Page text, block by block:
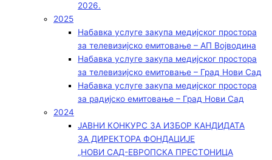
2026.
2025
Набавка услуге закупа медијског простора
за телевизијско емитовање – АП Војводинa
Набавка услуге закупа медијског простора
за телевизијско емитовање – Град Нови Сад
Набавка услуге закупа медијског простора
за радијско емитовање – Град Нови Сад
2024
ЈАВНИ КОНКУРС ЗА ИЗБОР КАНДИДАТА
ЗА ДИРЕКТОРА ФОНДАЦИЈЕ
„НОВИ САД-ЕВРОПСКА ПРЕСТОНИЦА